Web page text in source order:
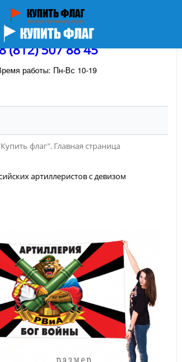
(812) 507 88 45
работы: Пн-Вс 10-19
флаг". Главная страница
артиллеристов с девизом